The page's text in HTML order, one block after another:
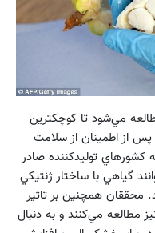
مي‌شود تا كوچكترين
پس از اطمينان از سلامت
كشورهاي توليد‌كننده صادر
گياهي با ساختار ژنتيكي
محققان همچنين بر تاثير
مطالعه مي‌كنند و به دنبال